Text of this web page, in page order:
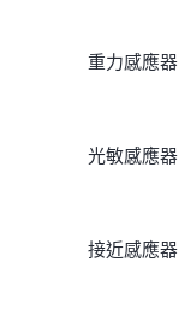
重力感應器
光敏感應器
接近感應器